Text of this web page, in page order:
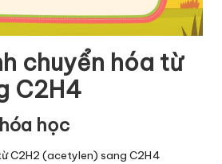
chuyển hóa từ
C2H4
học
C2H2 (acetylen) sang C2H4